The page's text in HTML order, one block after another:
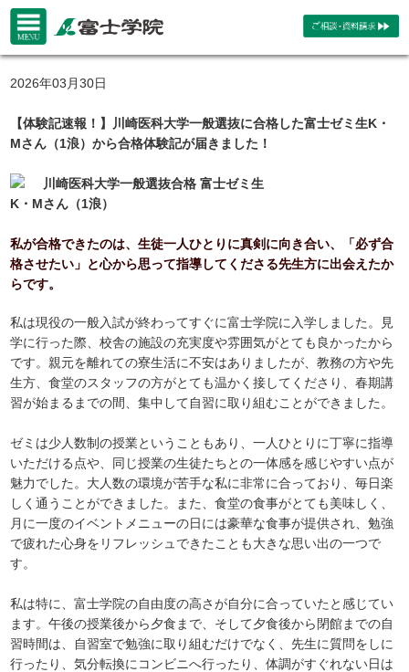
2026年03月30日
【体験記速報！】川崎医科大学一般選抜に合格した富士ゼミ生K・
Mさん（1浪）から合格体験記が届きました！
川崎医科大学一般選抜合格 富士ゼミ生
K・Mさん（1浪）
私が合格できたのは、生徒一人ひとりに真剣に向き合い、「必ず合
格させたい」と心から思って指導してくださる先生方に出会えたか
らです。
私は現役の一般入試が終わってすぐに富士学院に入学しました。見
学に行った際、校舎の施設の充実度や雰囲気がとても良かったから
です。親元を離れての寮生活に不安はありましたが、教務の方や先
生方、食堂のスタッフの方がとても温かく接してくださり、春期講
習が始まるまでの間、集中して自習に取り組むことができました。
ゼミは少人数制の授業ということもあり、一人ひとりに丁寧に指導
いただける点や、同じ授業の生徒たちとの一体感を感じやすい点が
魅力でした。大人数の環境が苦手な私に非常に合っており、毎日楽
しく通うことができました。また、食堂の食事がとても美味しく、
月に一度のイベントメニューの日には豪華な食事が提供され、勉強
で疲れた心身をリフレッシュできたことも大きな思い出の一つで
す。
私は特に、富士学院の自由度の高さが自分に合っていたと感じてい
ます。午後の授業後から夕食まで、そして夕食後から閉館までの自
習時間は、自習室で勉強に取り組むだけでなく、先生に質問をしに
行ったり、気分転換にコンビニへ行ったり、体調がすぐれない日は